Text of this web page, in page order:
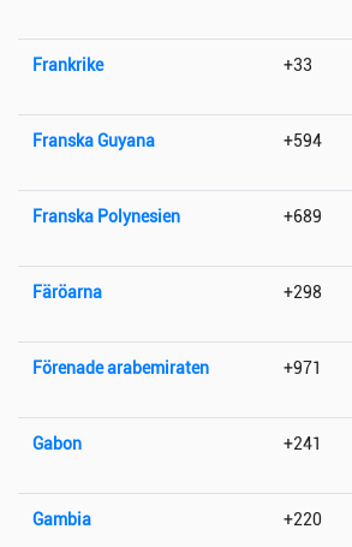
Frankrike +33
Franska Guyana +594
Franska Polynesien +689
Färöarna +298
Förenade arabemiraten +971
Gabon +241
Gambia +220